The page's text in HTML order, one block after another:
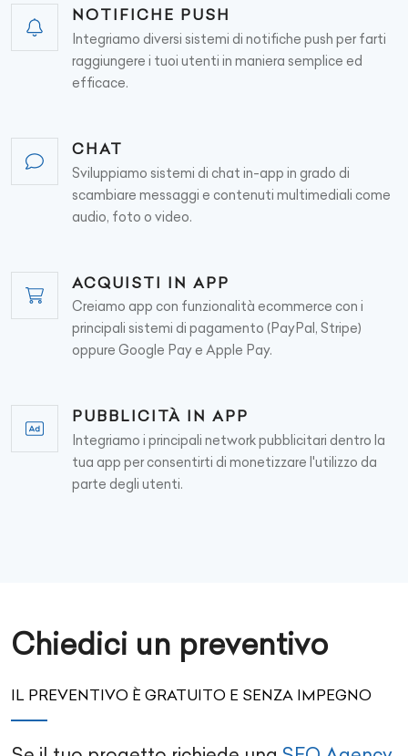
NOTIFICHE PUSH
Integriamo diversi sistemi di notifiche push per farti
raggiungere i tuoi utenti in maniera semplice ed
efficace.
CHAT
Sviluppiamo sistemi di chat in-app in grado di
scambiare messaggi e contenuti multimediali come
audio, foto o video.
ACQUISTI IN APP
Creiamo app con funzionalità ecommerce con i
principali sistemi di pagamento (PayPal, Stripe)
oppure Google Pay e Apple Pay.
PUBBLICITÀ IN APP
Integriamo i principali network pubblicitari dentro la
tua app per consentirti di monetizzare l'utilizzo da
parte degli utenti.
Chiedici un preventivo
IL PREVENTIVO È GRATUITO E SENZA IMPEGNO